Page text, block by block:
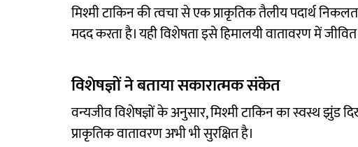
मिश्मी टाकिन की त्वचा से एक प्राकृतिक तैलीय पदार्थ
मदद करता है। यही विशेषता इसे हिमालयी वातावरण में
विशेषज्ञों ने बताया सकारात्मक संकेत
वन्यजीव विशेषज्ञों के अनुसार, मिश्मी टाकिन का स्वस्थ झुंड
प्राकृतिक वातावरण अभी भी सुरक्षित है।